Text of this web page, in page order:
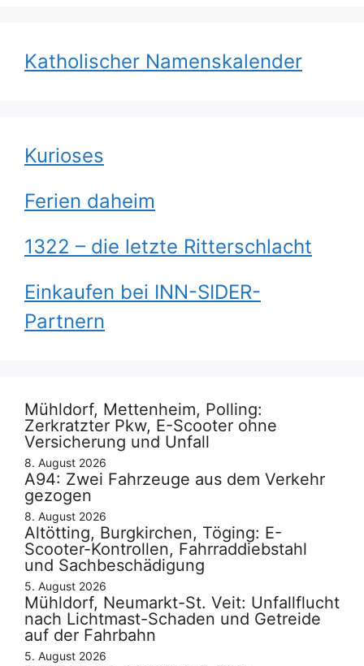
Katholischer Namenskalender
Kurioses
Ferien daheim
1322 – die letzte Ritterschlacht
Einkaufen bei INN-SIDER-
Partnern
Mühldorf, Mettenheim, Polling:
Zerkratzter Pkw, E-Scooter ohne
Versicherung und Unfall
8. August 2026
A94: Zwei Fahrzeuge aus dem Verkehr
gezogen
8. August 2026
Altötting, Burgkirchen, Töging: E-
Scooter-Kontrollen, Fahrraddiebstahl
und Sachbeschädigung
5. August 2026
Mühldorf, Neumarkt-St. Veit: Unfallflucht
nach Lichtmast-Schaden und Getreide
auf der Fahrbahn
5. August 2026